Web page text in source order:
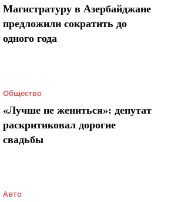
Магистратуру в Азербайджане
предложили сократить до
одного года
Общество
«Лучше не жениться»: депутат
раскритиковал дорогие
свадьбы
Авто